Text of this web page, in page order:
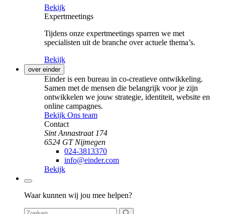
Bekijk
Expertmeetings
Tijdens onze expertmeetings sparren we met
specialisten uit de branche over actuele thema’s.
Bekijk
over einder
Einder is een bureau in co-creatieve ontwikkeling.
Samen met de mensen die belangrijk voor je zijn
ontwikkelen we jouw strategie, identiteit, website en
online campagnes.
Bekijk Ons team
Contact
Sint Annastraat 174
6524 GT Nijmegen
024-3813370
info@einder.com
Bekijk
Zoeken
Waar kunnen wij jou mee helpen?